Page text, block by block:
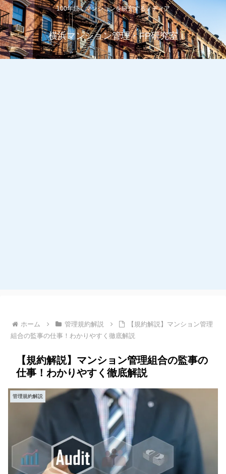
100年続くマンションを研究するメディア
横浜マンション管理・FP研究室
ホーム 管理規約解説
【規約解説】マンション管理
組合の監事の仕事！わかりやすく徹底解説
【規約解説】マンション管理組合の監事の
仕事！わかりやすく徹底解説
管理規約解説